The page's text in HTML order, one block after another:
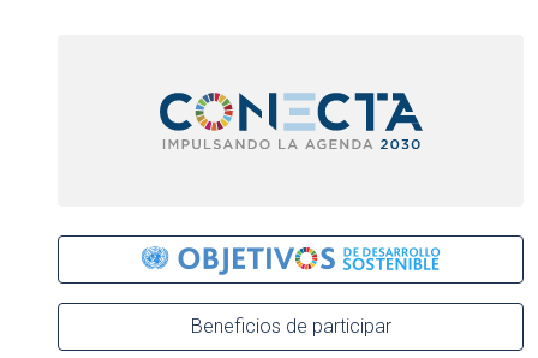
Beneficios de participar